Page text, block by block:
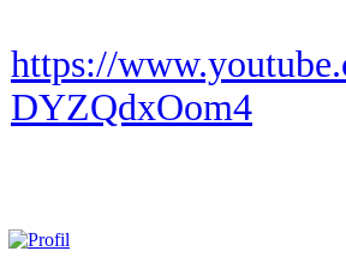
https://
DYZQdxOom4